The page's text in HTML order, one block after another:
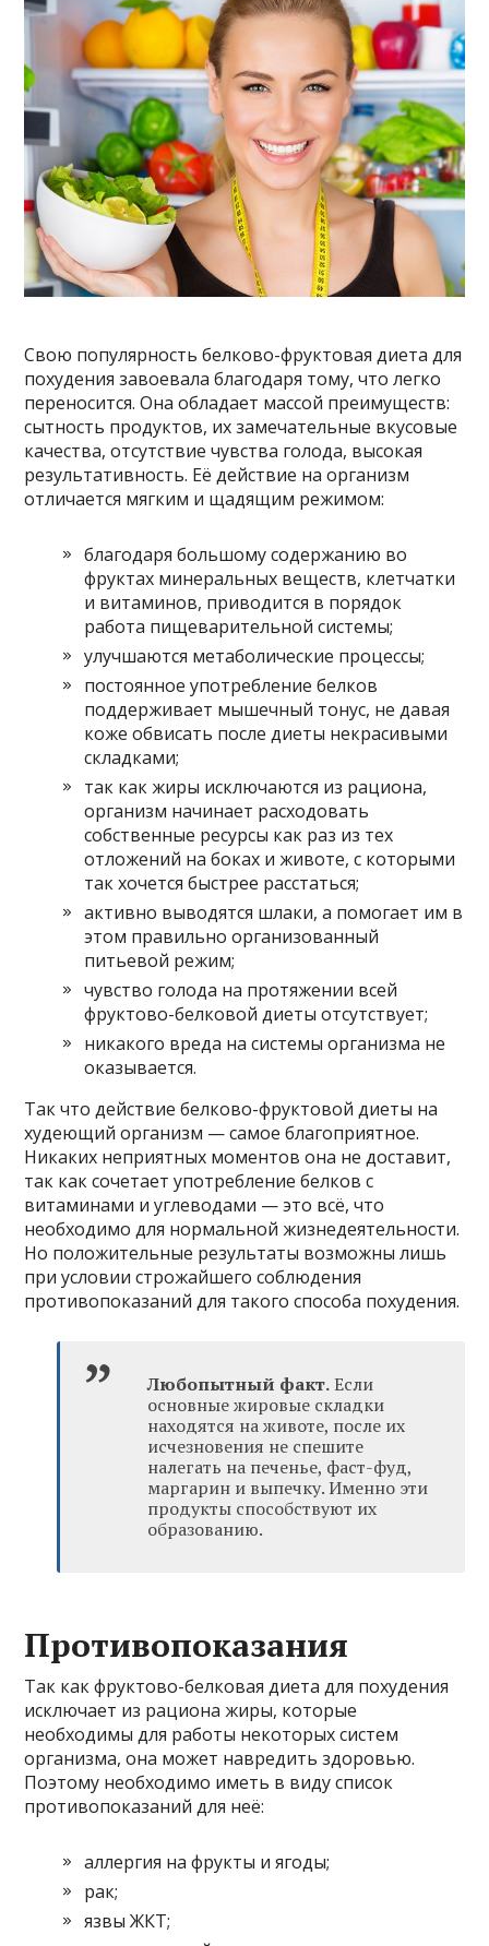
Свою популярность белково-фруктовая диета для
похудения завоевала благодаря тому, что легко
переносится. Она обладает массой преимуществ:
сытность продуктов, их замечательные вкусовые
качества, отсутствие чувства голода, высокая
результативность. Её действие на организм
отличается мягким и щадящим режимом:
благодаря большому содержанию во
фруктах минеральных веществ, клетчатки
и витаминов, приводится в порядок
работа пищеварительной системы;
улучшаются метаболические процессы;
постоянное употребление белков
поддерживает мышечный тонус, не давая
коже обвисать после диеты некрасивыми
складками;
так как жиры исключаются из рациона,
организм начинает расходовать
собственные ресурсы как раз из тех
отложений на боках и животе, с которыми
так хочется быстрее расстаться;
активно выводятся шлаки, а помогает им в
этом правильно организованный
питьевой режим;
чувство голода на протяжении всей
фруктово-белковой диеты отсутствует;
никакого вреда на системы организма не
оказывается.
Так что действие белково-фруктовой диеты на
худеющий организм — самое благоприятное.
Никаких неприятных моментов она не доставит,
так как сочетает употребление белков с
витаминами и углеводами — это всё, что
необходимо для нормальной жизнедеятельности.
Но положительные результаты возможны лишь
при условии строжайшего соблюдения
противопоказаний для такого способа похудения.
Любопытный факт.Если
основные жировые складки
находятся на животе, после их
исчезновения не спешите
налегать на печенье, фаст-фуд,
маргарин и выпечку. Именно эти
продукты способствуют их
образованию.
Противопоказания
Так как фруктово-белковая диета для похудения
исключает из рациона жиры, которые
необходимы для работы некоторых систем
организма, она может навредить здоровью.
Поэтому необходимо иметь в виду список
противопоказаний для неё:
аллергия на фрукты и ягоды;
рак;
язвы ЖКТ;